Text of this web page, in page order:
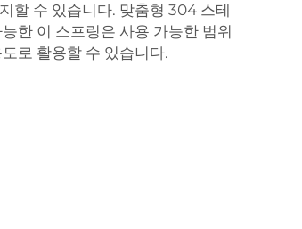
할 수 있습니다. 맞춤형 304 스테
한 이 스프링은 사용 가능한 범위
로 활용할 수 있습니다.